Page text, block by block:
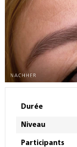
Durée
Niveau
Participants